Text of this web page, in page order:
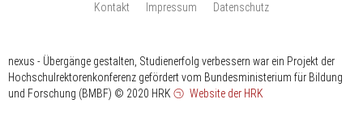
Kontakt Impressum Datenschutz
nexus - Übergänge gestalten, Studienerfolg verbessern war ein Projekt der
Hochschulrektorenkonferenz gefördert vom Bundesministerium für Bildung
und Forschung (BMBF) © 2020 HRK Website der HRK